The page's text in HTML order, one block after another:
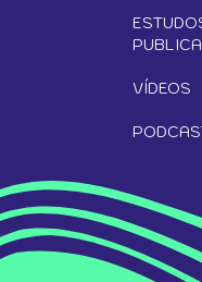
VÍDEOS